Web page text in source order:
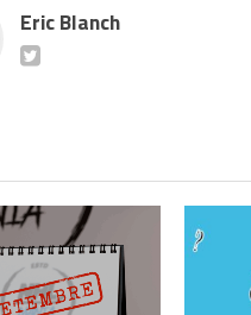
Eric Blanch